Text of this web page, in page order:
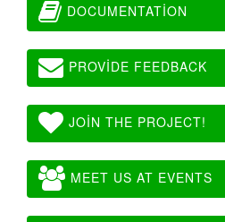
DOCUMENTATION
PROVIDE FEEDBACK
JOIN THE PROJECT!
MEET US AT EVENTS